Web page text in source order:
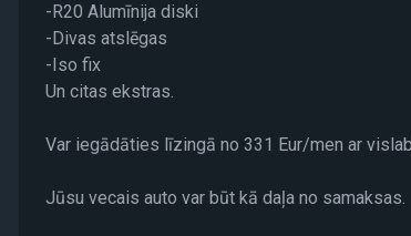
-R20 Alumīnija diski
-Divas atslēgas
-Iso fix
Un citas ekstras.
Var iegādāties līzingā no 331 Eur/men ar
Jūsu vecais auto var būt kā daļa no samaksas.